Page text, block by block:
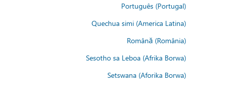
Português (Portugal)
Quechua simi (America Latina)
Română (România)
Sesotho sa Leboa (Afrika Borwa)
Setswana (Aforika Borwa)